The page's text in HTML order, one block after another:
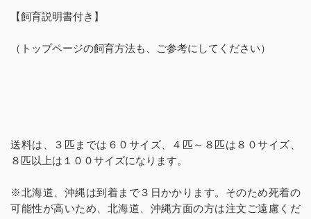
【飼育説明書付き】
（トップページの飼育方法も、ご参考にしてください）
送料は、３匹までは６０サイズ、４匹～８匹は８０サイズ、
８匹以上は１００サイズになります。
※北海道、沖縄は到着まで３日かかります。そのため死着の
可能性が高いため、北海道、沖縄方面の方は注文ご遠慮くだ